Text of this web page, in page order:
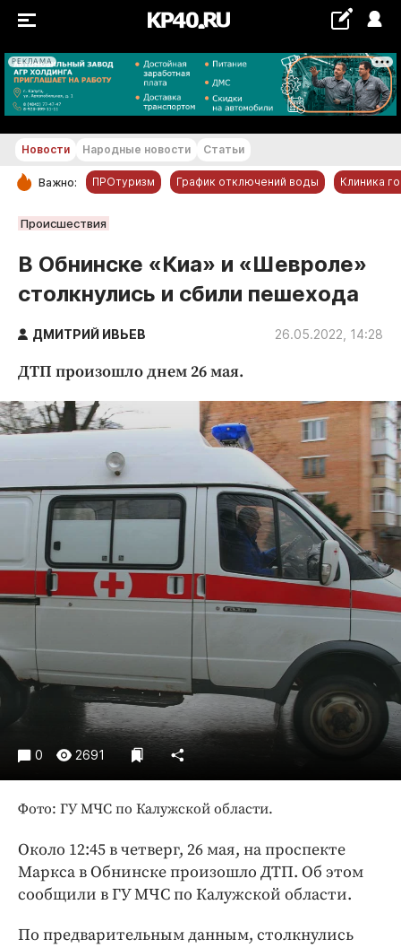
РЕКЛАМА
+28...+29 °С
РУБРИКИ
Обнинск
Статьи
Народные новости
Благоустройство
Криминал
Недвижимость и ЖКХ
Образование
Общество
Погода
Праздники
Происшествия
Экономика и бизнес
ПРОЕКТЫ
Блоги
Издания
Медиаперсона
Интересное чтиво
Бренд года
Работодатель года
Новости Народные новости Статьи
Важно: ПРОтуризм График отключений воды Клиника
Происшествия
В Обнинске «Киа» и «Шевроле»
столкнулись и сбили пешехода
ДМИТРИЙ ИВЬЕВ 26.05.2022, 14:28
ДТП произошло днем 26 мая.
0 2691
Фото: ГУ МЧС по Калужской области.
Около 12:45 в четверг, 26 мая, на проспекте
Маркса в Обнинске произошло ДТП. Об этом
сообщили в ГУ МЧС по Калужской области.
По предварительным данным, столкнулись